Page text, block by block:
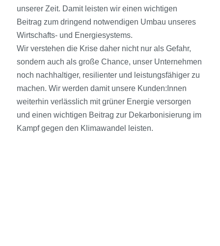
unserer Zeit. Damit leisten wir einen wichtigen
Beitrag zum dringend notwendigen Umbau unseres
Wirtschafts- und Energiesystems.
Wir verstehen die Krise daher nicht nur als Gefahr,
sondern auch als große Chance, unser Unternehmen
noch nachhaltiger, resilienter und leistungsfähiger zu
machen. Wir werden damit unsere Kunden:Innen
weiterhin verlässlich mit grüner Energie versorgen
und einen wichtigen Beitrag zur Dekarbonisierung im
Kampf gegen den Klimawandel leisten.